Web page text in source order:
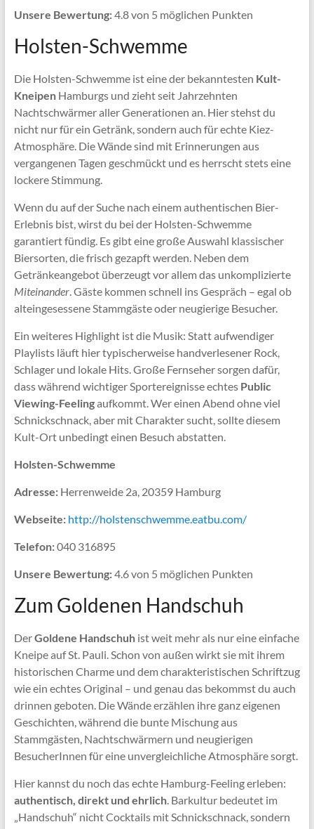
Unsere Bewertung:4.8 von 5 möglichen Punkten
Holsten-Schwemme
Die Holsten-Schwemme ist eine der bekanntesten Kult-
KneipenHamburgs und zieht seit Jahrzehnten
Nachtschwärmer aller Generationen an. Hier stehst du
nicht nur für ein Getränk, sondern auch für echte Kiez-
Atmosphäre. Die Wände sind mit Erinnerungen aus
vergangenen Tagen geschmückt und es herrscht stets eine
lockere Stimmung.
Wenn du auf der Suche nach einem authentischen Bier-
Erlebnis bist, wirst du bei der Holsten-Schwemme
garantiert fündig. Es gibt eine große Auswahl klassischer
Biersorten, die frisch gezapft werden. Neben dem
Getränkeangebot überzeugt vor allem das unkomplizierte
Miteinander. Gäste kommen schnell ins Gespräch – egal ob
alteingesessene Stammgäste oder neugierige Besucher.
Ein weiteres Highlight ist die Musik: Statt aufwendiger
Playlists läuft hier typischerweise handverlesener Rock,
Schlager und lokale Hits. Große Fernseher sorgen dafür,
dass während wichtiger Sportereignisse echtes Public
Viewing-Feelingaufkommt. Wer einen Abend ohne viel
Schnickschnack, aber mit Charakter sucht, sollte diesem
Kult-Ort unbedingt einen Besuch abstatten.
Holsten-Schwemme
Adresse:Herrenweide 2a, 20359 Hamburg
Webseite: http://holstenschwemme.eatbu.com/
Telefon:040 316895
Unsere Bewertung:4.6 von 5 möglichen Punkten
Zum Goldenen Handschuh
DerGoldene Handschuhist weit mehr als nur eine einfache
Kneipe auf St. Pauli. Schon von außen wirkt sie mit ihrem
historischen Charme und dem charakteristischen Schriftzug
wie ein echtes Original – und genau das bekommst du auch
drinnen geboten. Die Wände erzählen ihre ganz eigenen
Geschichten, während die bunte Mischung aus
Stammgästen, Nachtschwärmern und neugierigen
BesucherInnen für eine unvergleichliche Atmosphäre sorgt.
Hier kannst du noch das echte Hamburg-Feeling erleben:
authentisch, direkt und ehrlich. Barkultur bedeutet im
„Handschuh“ nicht Cocktails mit Schnickschnack, sondern